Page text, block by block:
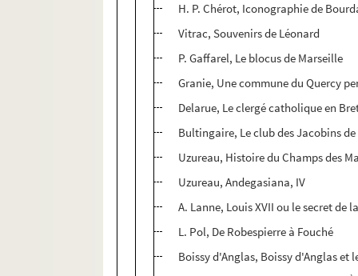
H. P. Chérot, Iconographie de
Vitrac, Souvenirs de Léonard
P. Gaffarel, Le blocus de Marseille
Granie, Une commune du Quercy
Delarue, Le clergé catholique en
Bultingaire, Le club des Jacobins de
Uzureau, Histoire du Champs des
Uzureau, Andegasiana, IV
A. Lanne, Louis XVII ou le secret de
L. Pol, De Robespierre à Fouché
Boissy d'Anglas, Boissy d'Anglas et